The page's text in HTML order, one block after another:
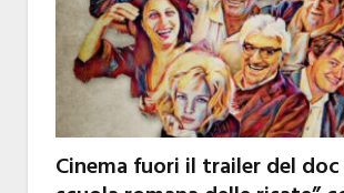
Cinema fuori il trailer del doc